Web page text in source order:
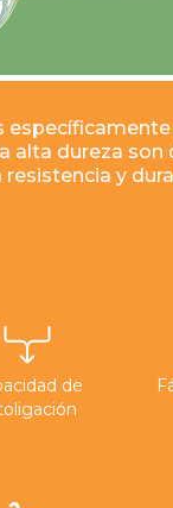
dureza son
y
de